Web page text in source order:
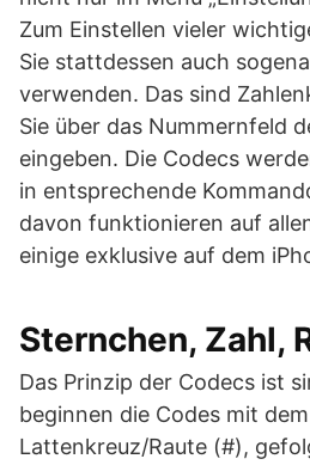
Zum Einstellen vieler
Sie stattdessen auch
verwenden. Das sind
Sie über das Nummernfeld
eingeben. Die Codecs
in entsprechende
davon funktionieren auf
einige exklusive auf dem
Sternchen, Zahl,
Das Prinzip der Codecs ist
beginnen die Codes mit
Lattenkreuz/Raute (#),